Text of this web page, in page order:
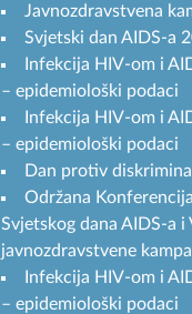
Javnozdravstvena
Svjetski dan AIDS-a
Infekcija HIV-om i
– epidemiološki podaci
Infekcija HIV-om i
– epidemiološki podaci
Dan protiv
Održana
Svjetskog dana AIDS-a
javnozdravstvene
Infekcija HIV-om i
– epidemiološki podaci